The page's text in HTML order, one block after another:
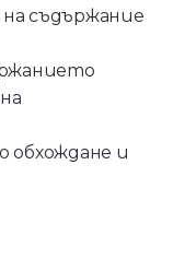
съдържание
обхождане и